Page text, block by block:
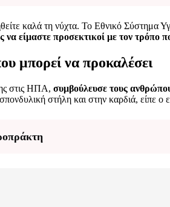
καλά τη νύχτα. Το Εθνικό Σύστημα
να είμαστε προσεκτικοί με τον
μπορεί να προκαλέσει
στις ΗΠΑ, συμβούλευσε τους
στήλη και στην καρδιά, είπε ο